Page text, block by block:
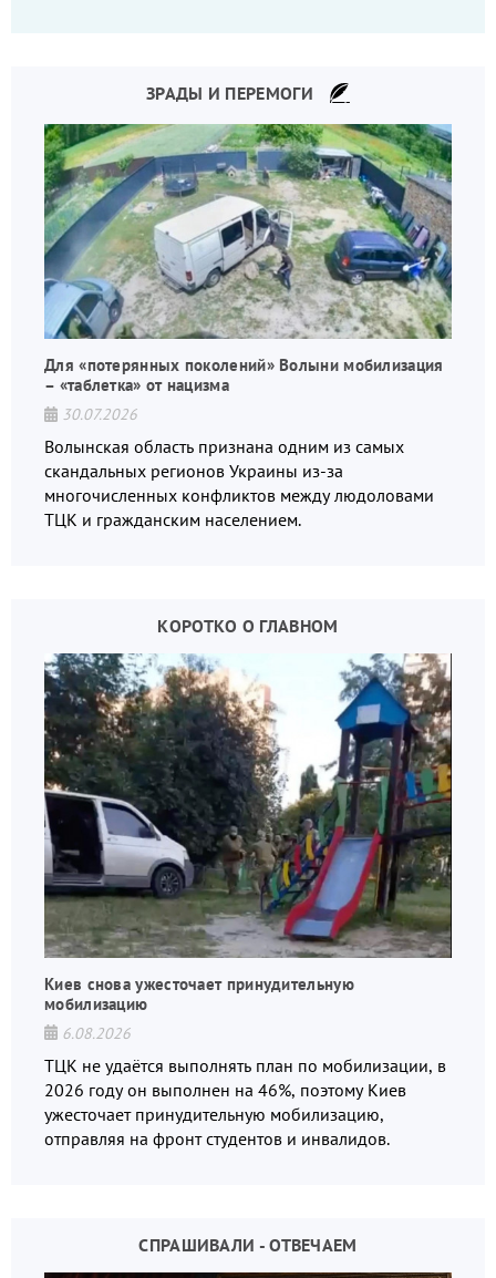
ЗРАДЫ И ПЕРЕМОГИ
Для «потерянных поколений» Волыни мобилизация
– «таблетка» от нацизма
30.07.2026
Волынская область признана одним из самых
скандальных регионов Украины из-за
многочисленных конфликтов между людоловами
ТЦК и гражданским населением.
КОРОТКО О ГЛАВНОМ
Киев снова ужесточает принудительную
мобилизацию
6.08.2026
ТЦК не удаётся выполнять план по мобилизации, в
2026 году он выполнен на 46%, поэтому Киев
ужесточает принудительную мобилизацию,
отправляя на фронт студентов и инвалидов.
СПРАШИВАЛИ - ОТВЕЧАЕМ